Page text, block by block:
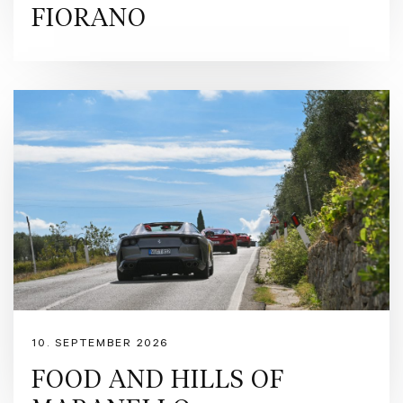
Audi Phone Box
El-justerbart RS sportsrat beklædt i alcantara med varme og shift-paddles
MMI Navigation Plus med MMI Touch Response
Audi Connect Navigation & Infotainment Plus
Soft-close på dørene
FIORANO
10. SEPTEMBER 2026
FOOD AND HILLS OF